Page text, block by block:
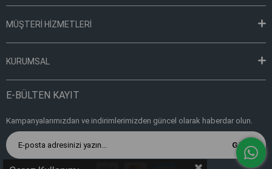
MÜŞTERİ HİZMETLERİ
KURUMSAL
E-BÜLTEN KAYIT
Kampanyalarımızdan ve indirimlerimizden güncel olarak haberdar olun.
Gönder